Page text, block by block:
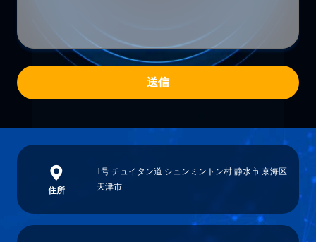
送信
住所
1号 チュイタン道 シュンミントン村 静水市 京海区
天津市